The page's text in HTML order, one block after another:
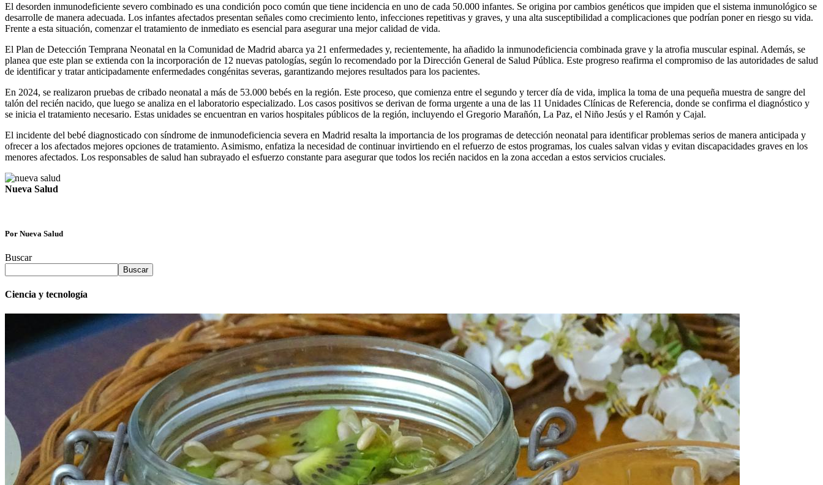
El desorden inmunodeficiente severo combinado es una condición poco común que tiene incidencia en uno de cada 50.000 infantes. Se origina por cambios genéticos que impiden que el sistema inmunológico se
desarrolle de manera adecuada. Los infantes afectados presentan señales como crecimiento lento, infecciones repetitivas y graves, y una alta susceptibilidad a complicaciones que podrían poner en riesgo su vida.
Frente a esta situación, comenzar el tratamiento de inmediato es esencial para asegurar una mejor calidad de vida.
El Plan de Detección Temprana Neonatal en la Comunidad de Madrid abarca ya 21 enfermedades y, recientemente, ha añadido la inmunodeficiencia combinada grave y la atrofia muscular espinal. Además, se
planea que este plan se extienda con la incorporación de 12 nuevas patologías, según lo recomendado por la Dirección General de Salud Pública. Este progreso reafirma el compromiso de las autoridades de salud
de identificar y tratar anticipadamente enfermedades congénitas severas, garantizando mejores resultados para los pacientes.
En 2024, se realizaron pruebas de cribado neonatal a más de 53.000 bebés en la región. Este proceso, que comienza entre el segundo y tercer día de vida, implica la toma de una pequeña muestra de sangre del
talón del recién nacido, que luego se analiza en el laboratorio especializado. Los casos positivos se derivan de forma urgente a una de las 11 Unidades Clínicas de Referencia, donde se confirma el diagnóstico y
se inicia el tratamiento necesario. Estas unidades se encuentran en varios hospitales públicos de la región, incluyendo el Gregorio Marañón, La Paz, el Niño Jesús y el Ramón y Cajal.
El incidente del bebé diagnosticado con síndrome de inmunodeficiencia severa en Madrid resalta la importancia de los programas de detección neonatal para identificar problemas serios de manera anticipada y
ofrecer a los afectados mejores opciones de tratamiento. Asimismo, enfatiza la necesidad de continuar invirtiendo en el refuerzo de estos programas, los cuales salvan vidas y evitan discapacidades graves en los
menores afectados. Los responsables de salud han subrayado el esfuerzo constante para asegurar que todos los recién nacidos en la zona accedan a estos servicios cruciales.
Nueva Salud
Por Nueva Salud
Buscar
Buscar
Ciencia y tecnología